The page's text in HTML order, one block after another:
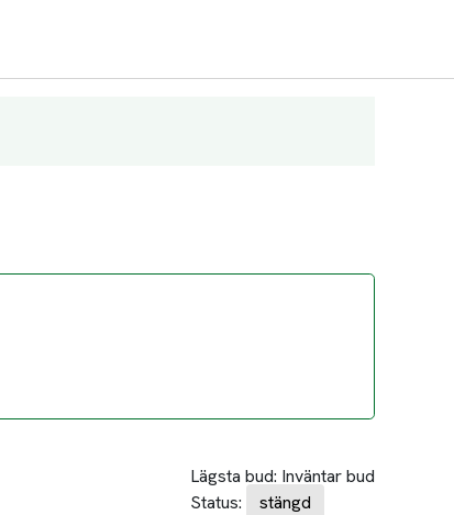
Lägsta bud: Inväntar bud
Status:
stängd